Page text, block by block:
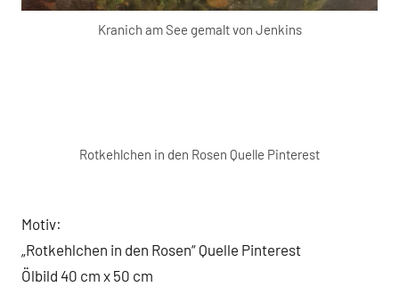
Kranich am See gemalt von Jenkins
Rotkehlchen in den Rosen Quelle Pinterest
Motiv:
„Rotkehlchen in den Rosen“ Quelle Pinterest
Ölbild 40 cm x 50 cm